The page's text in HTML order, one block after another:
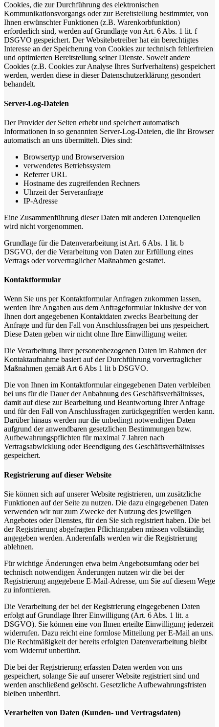
Cookies, die zur Durchführung des elektronischen
Kommunikationsvorgangs oder zur Bereitstellung bestimmter, von
Ihnen erwünschter Funktionen (z.B. Warenkorbfunktion)
erforderlich sind, werden auf Grundlage von Art. 6 Abs. 1 lit. f
DSGVO gespeichert. Der Websitebetreiber hat ein berechtigtes
Interesse an der Speicherung von Cookies zur technisch fehlerfreien
und optimierten Bereitstellung seiner Dienste. Soweit andere
Cookies (z.B. Cookies zur Analyse Ihres Surfverhaltens) gespeichert
werden, werden diese in dieser Datenschutzerklärung gesondert
behandelt.
Server-Log-Dateien
Der Provider der Seiten erhebt und speichert automatisch
Informationen in so genannten Server-Log-Dateien, die Ihr Browser
automatisch an uns übermittelt. Dies sind:
Browsertyp und Browserversion
verwendetes Betriebssystem
Referrer URL
Hostname des zugreifenden Rechners
Uhrzeit der Serveranfrage
IP-Adresse
Eine Zusammenführung dieser Daten mit anderen Datenquellen
wird nicht vorgenommen.
Grundlage für die Datenverarbeitung ist Art. 6 Abs. 1 lit. b
DSGVO, der die Verarbeitung von Daten zur Erfüllung eines
Vertrags oder vorvertraglicher Maßnahmen gestattet.
Kontaktformular
Wenn Sie uns per Kontaktformular Anfragen zukommen lassen,
werden Ihre Angaben aus dem Anfrageformular inklusive der von
Ihnen dort angegebenen Kontaktdaten zwecks Bearbeitung der
Anfrage und für den Fall von Anschlussfragen bei uns gespeichert.
Diese Daten geben wir nicht ohne Ihre Einwilligung weiter.
Die Verarbeitung Ihrer personenbezogenen Daten im Rahmen der
Kontaktaufnahme basiert auf der Durchführung vorvertraglicher
Maßnahmen gemäß Art 6 Abs 1 lit b DSGVO.
Die von Ihnen im Kontaktformular eingegebenen Daten verbleiben
bei uns für die Dauer der Anbahnung des Geschäftsverhältnisses,
damit auf diese zur Bearbeitung und Beantwortung Ihrer Anfrage
und für den Fall von Anschlussfragen zurückgegriffen werden kann.
Darüber hinaus werden nur die unbedingt notwendigen Daten
aufgrund der anwendbaren gesetzlichen Bestimmungen bzw.
Aufbewahrungspflichten für maximal 7 Jahren nach
Vertragsabwicklung oder Beendigung des Geschäftsverhältnisses
gespeichert.
Registrierung auf dieser Website
Sie können sich auf unserer Website registrieren, um zusätzliche
Funktionen auf der Seite zu nutzen. Die dazu eingegebenen Daten
verwenden wir nur zum Zwecke der Nutzung des jeweiligen
Angebotes oder Dienstes, für den Sie sich registriert haben. Die bei
der Registrierung abgefragten Pflichtangaben müssen vollständig
angegeben werden. Anderenfalls werden wir die Registrierung
ablehnen.
Für wichtige Änderungen etwa beim Angebotsumfang oder bei
technisch notwendigen Änderungen nutzen wir die bei der
Registrierung angegebene E-Mail-Adresse, um Sie auf diesem Wege
zu informieren.
Die Verarbeitung der bei der Registrierung eingegebenen Daten
erfolgt auf Grundlage Ihrer Einwilligung (Art. 6 Abs. 1 lit. a
DSGVO). Sie können eine von Ihnen erteilte Einwilligung jederzeit
widerrufen. Dazu reicht eine formlose Mitteilung per E-Mail an uns.
Die Rechtmäßigkeit der bereits erfolgten Datenverarbeitung bleibt
vom Widerruf unberührt.
Die bei der Registrierung erfassten Daten werden von uns
gespeichert, solange Sie auf unserer Website registriert sind und
werden anschließend gelöscht. Gesetzliche Aufbewahrungsfristen
bleiben unberührt.
Verarbeiten von Daten (Kunden- und Vertragsdaten)